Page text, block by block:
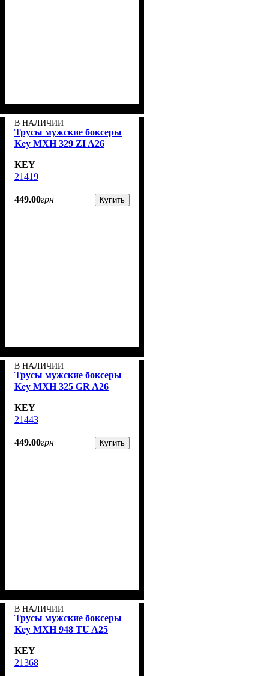
В НАЛИЧИИ
Трусы мужские боксеры
Key MXH 329 ZI A26
KEY
21419
449.00грн Купить
В НАЛИЧИИ
Трусы мужские боксеры
Key MXH 325 GR A26
KEY
21443
449.00грн Купить
В НАЛИЧИИ
Трусы мужские боксеры
Key MXH 948 TU A25
KEY
21368